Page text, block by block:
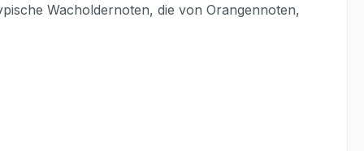
Wacholdernoten, die von Orangennoten,